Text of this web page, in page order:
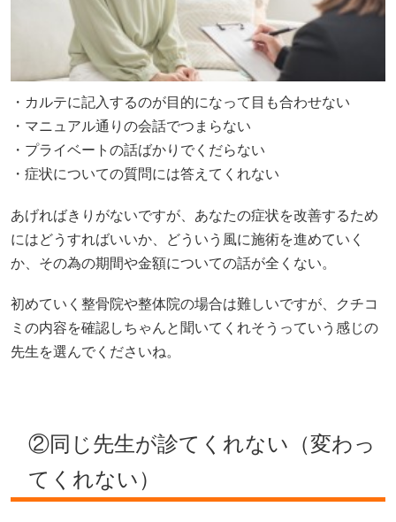
・カルテに記入するのが目的になって目も合わせない
・マニュアル通りの会話でつまらない
・プライベートの話ばかりでくだらない
・症状についての質問には答えてくれない
あげればきりがないですが、あなたの症状を改善するため
にはどうすればいいか、どういう風に施術を進めていく
か、その為の期間や金額についての話が全くない。
初めていく整骨院や整体院の場合は難しいですが、クチコ
ミの内容を確認しちゃんと聞いてくれそうっていう感じの
先生を選んでくださいね。
②同じ先生が診てくれない（変わっ
てくれない）